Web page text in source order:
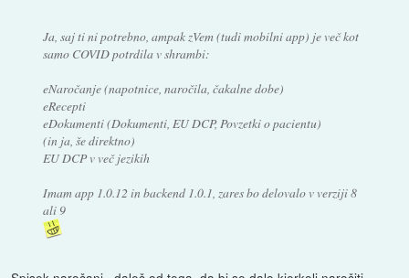
Ja, saj ti ni potrebno, ampak zVem (tudi mobilni app) je več kot
samo COVID potrdila v shrambi:
eNaročanje (napotnice, naročila, čakalne dobe)
eRecepti
eDokumenti (Dokumenti, EU DCP, Povzetki o pacientu)
(in ja, še direktno)
EU DCP v več jezikih
Imam app 1.0.12 in backend 1.0.1, zares bo delovalo v verziji 8
ali 9